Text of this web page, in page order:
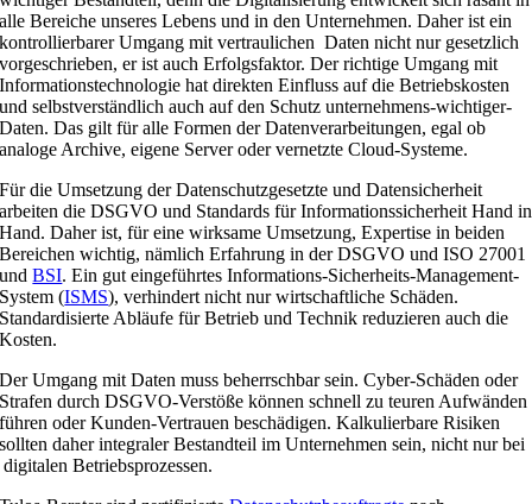
alle Bereiche unseres Lebens und in den Unternehmen. Daher ist ein
kontrollierbarer Umgang mit vertraulichen Daten nicht nur gesetzlich
vorgeschrieben, er ist auch Erfolgsfaktor. Der richtige Umgang mit
Informationstechnologie hat direkten Einfluss auf die Betriebskosten
und selbstverständlich auch auf den Schutz unternehmens-wichtiger-
Daten. Das gilt für alle Formen der Datenverarbeitungen, egal ob
analoge Archive, eigene Server oder vernetzte Cloud-Systeme.
Für die Umsetzung der Datenschutzgesetzte und Datensicherheit
arbeiten die DSGVO und Standards für Informationssicherheit Hand in
Hand. Daher ist, für eine wirksame Umsetzung, Expertise in beiden
Bereichen wichtig, nämlich Erfahrung in der DSGVO und ISO 27001
undBSI. Ein gut eingeführtes Informations-Sicherheits-Management-
System (ISMS), verhindert nicht nur wirtschaftliche Schäden.
Standardisierte Abläufe für Betrieb und Technik reduzieren auch die
Kosten.
Der Umgang mit Daten muss beherrschbar sein. Cyber-Schäden oder
Strafen durch DSGVO-Verstöße können schnell zu teuren Aufwänden
führen oder Kunden-Vertrauen beschädigen. Kalkulierbare Risiken
sollten daher integraler Bestandteil im Unternehmen sein, nicht nur bei
digitalen Betriebsprozessen.